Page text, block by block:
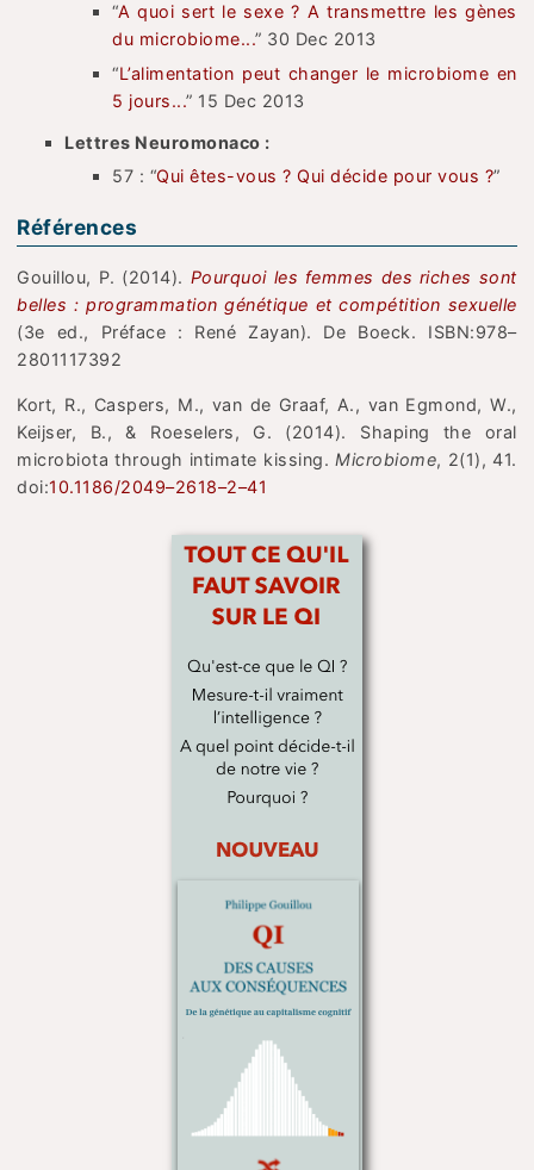
“A quoi sert le sexe ? A transmettre les gènes
du microbiome...” 30 Dec 2013
“L’alimentation peut changer le microbiome en
5 jours...” 15 Dec 2013
Lettres Neuromonaco :
57 : “Qui êtes-vous ? Qui décide pour vous ?”
Références
Gouillou, P. (2014). Pourquoi les femmes des riches sont
belles : programmation génétique et compétition sexuelle
(3e ed., Préface : René Zayan). De Boeck. ISBN:978–
2801117392
Kort, R., Caspers, M., van de Graaf, A., van Egmond, W.,
Keijser, B., & Roeselers, G. (2014). Shaping the oral
microbiota through intimate kissing.Microbiome, 2(1), 41.
doi:10.1186/2049–2618–2–41